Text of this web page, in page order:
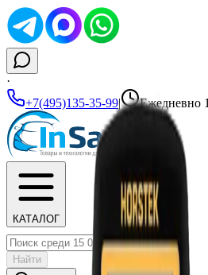
·
+7(495)135-35-99| Ежедневно
КАТАЛОГ
Найти